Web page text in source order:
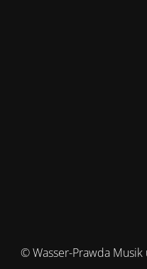
© Wasser-Prawda